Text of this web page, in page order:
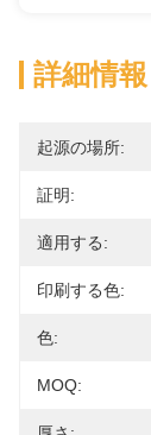
詳細情報
起源の場所:
証明:
適用する:
印刷する色:
色:
MOQ: